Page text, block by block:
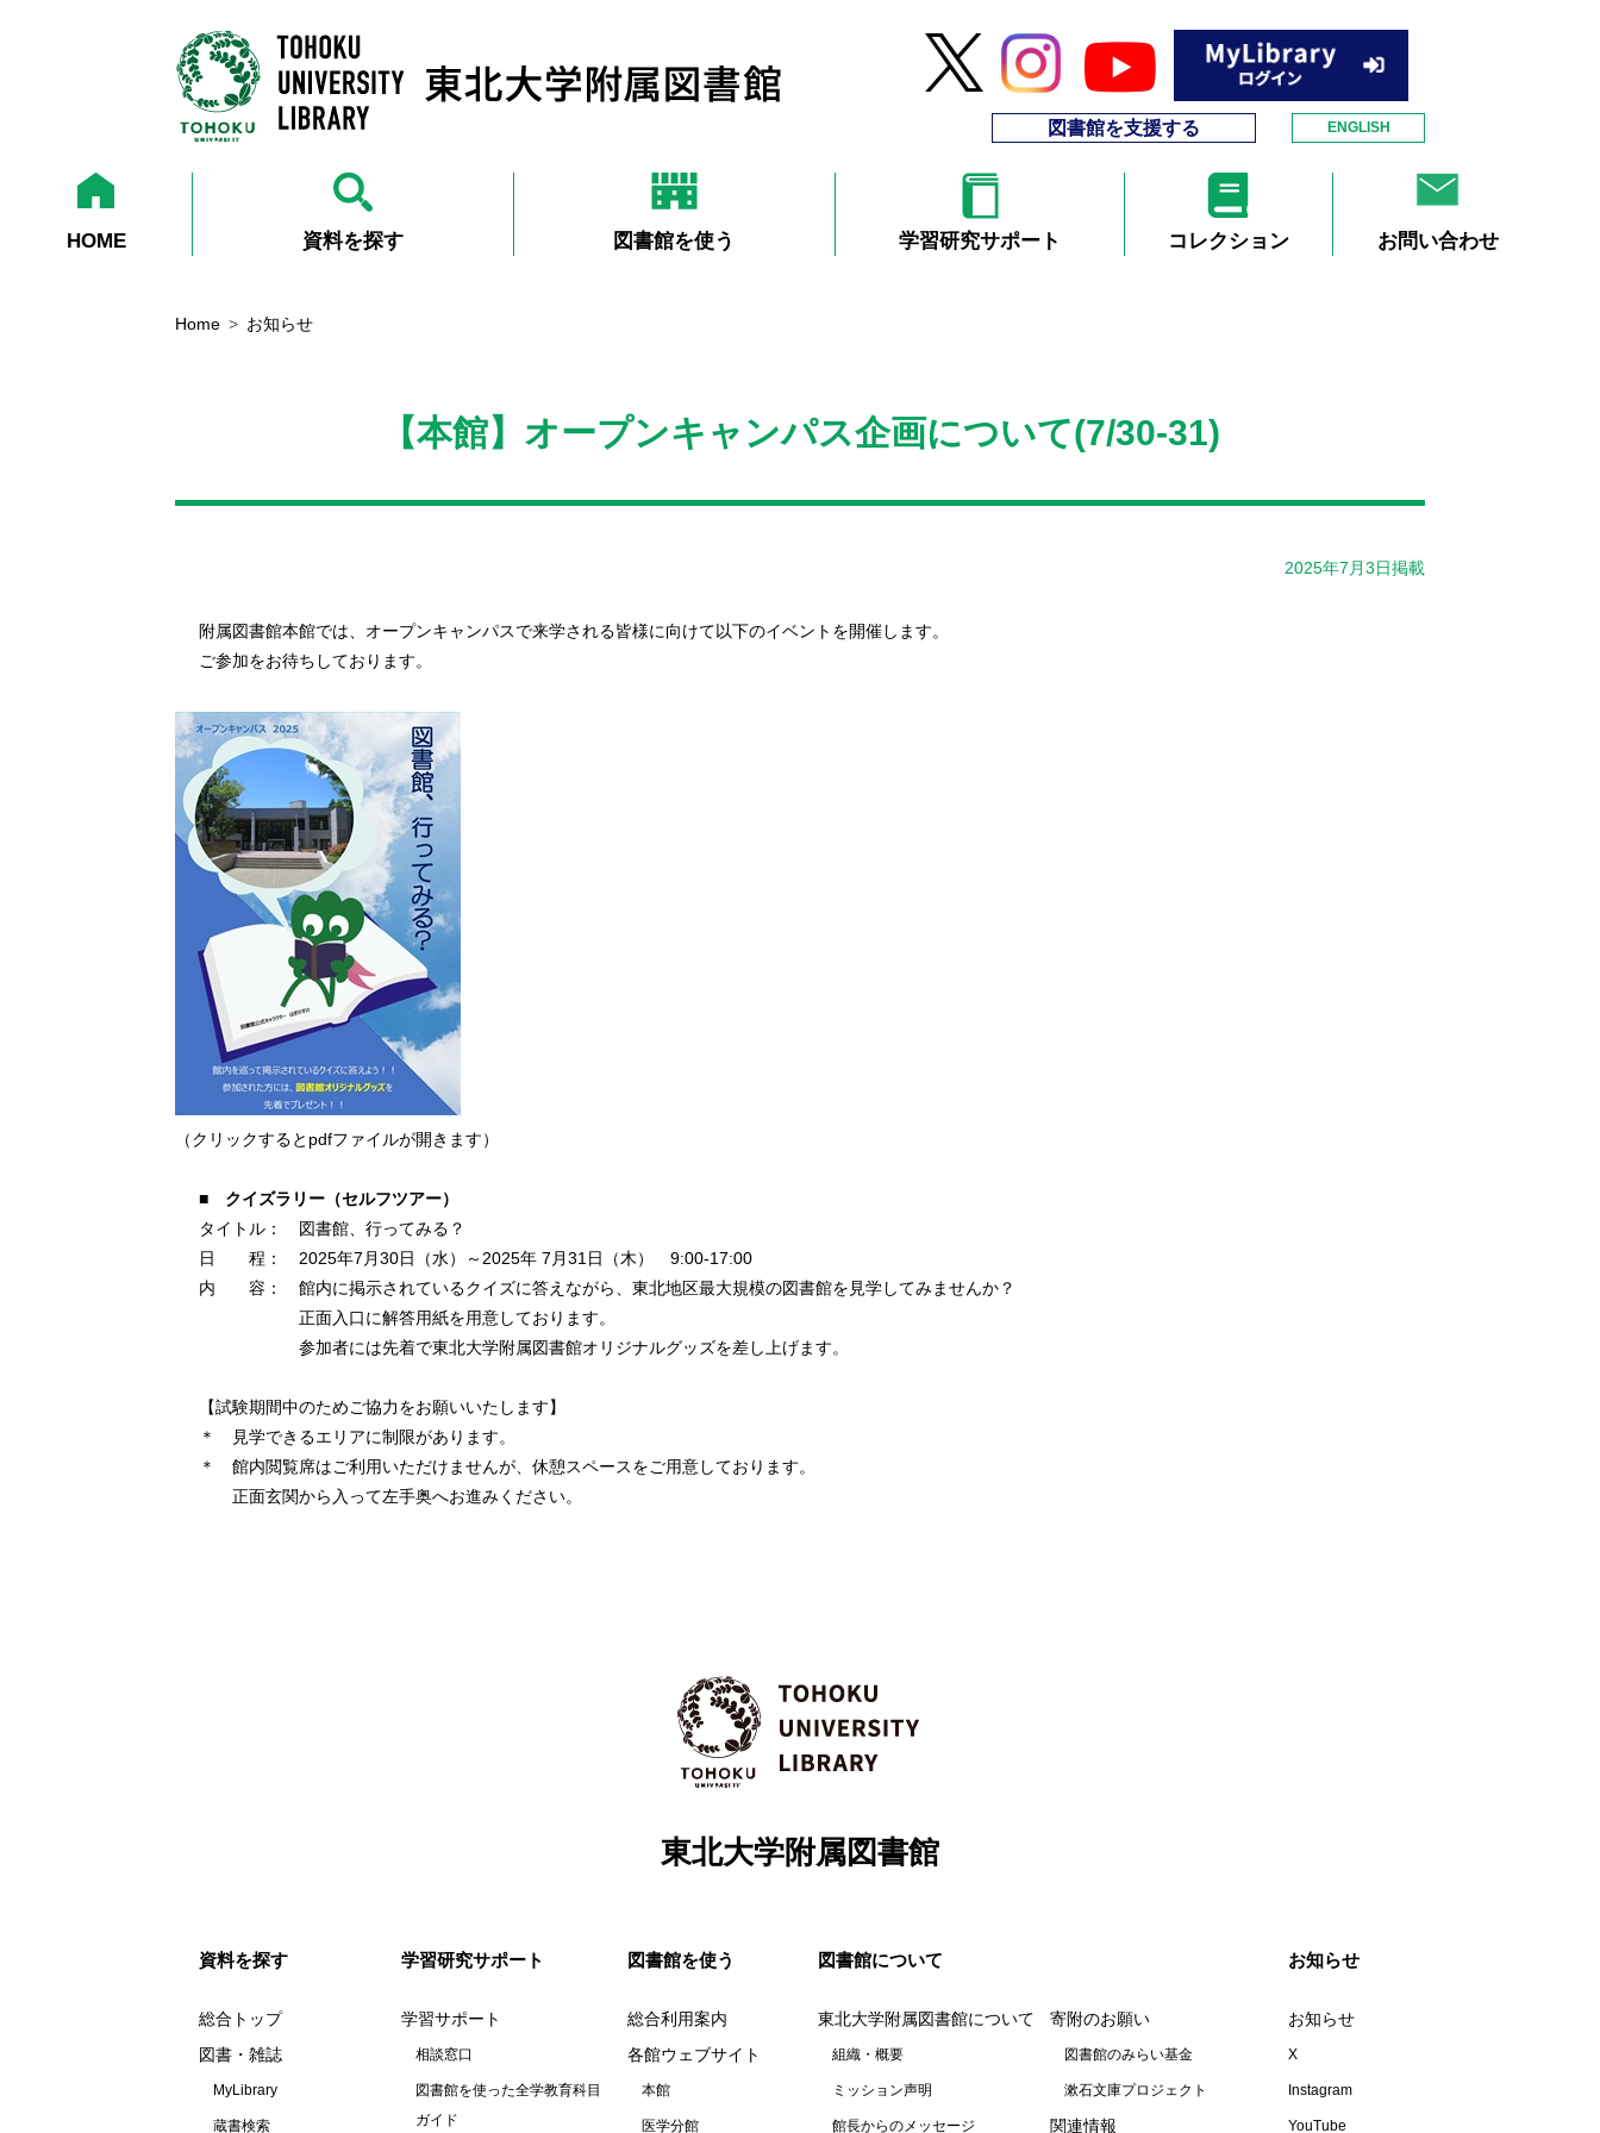
ENGLISH
図書館を支援する
HOME 資料を探す 図書館を使う 学習研究サポート コレクション お問い合わせ
Home お知らせ
【本館】オープンキャンパス企画について(7/30-31)
2025年7月3日掲載
附属図書館本館では、オープンキャンパスで来学される皆様に向けて以下のイベントを開催します。
ご参加をお待ちしております。
（クリックするとpdfファイルが開きます）
■ クイズラリー（セルフツアー）
タイトル： 図書館、行ってみる？
日 程： 2025年7月30日（水）～2025年 7月31日（木） 9:00-17:00
内 容： 館内に掲示されているクイズに答えながら、東北地区最大規模の図書館を見学してみませんか？
正面入口に解答用紙を用意しております。
参加者には先着で東北大学附属図書館オリジナルグッズを差し上げます。
【試験期間中のためご協力をお願いいたします】
＊ 見学できるエリアに制限があります。
＊ 館内閲覧席はご利用いただけませんが、休憩スペースをご用意しております。
正面玄関から入って左手奥へお進みください。
東北大学附属図書館
資料を探す
総合トップ
図書・雑誌
MyLibrary
蔵書検索
学習研究サポート
学習サポート
相談窓口
図書館を使った全学教育科目
ガイド
図書館を使う
総合利用案内
各館ウェブサイト
本館
医学分館
図書館について
東北大学附属図書館について
組織・概要
ミッション声明
館長からのメッセージ
寄附のお願い
図書館のみらい基金
漱石文庫プロジェクト
関連情報
お知らせ
お知らせ
X
Instagram
YouTube